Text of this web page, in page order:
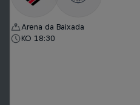
Arena da Baixada
KO 18:30